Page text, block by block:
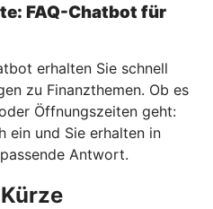
FAQ-Chatbot für
erhalten Sie schnell
zu Finanzthemen. Ob es
Öffnungszeiten geht:
ein und Sie erhalten in
Antwort.